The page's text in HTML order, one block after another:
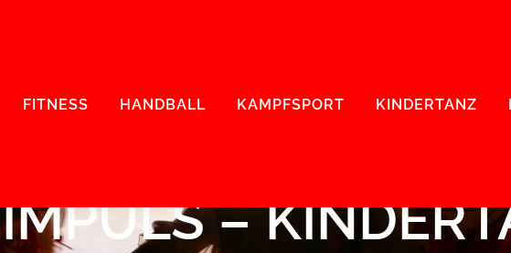
FITNESS HANDBALL KAMPFSPORT KINDERTANZ
IMPULS –